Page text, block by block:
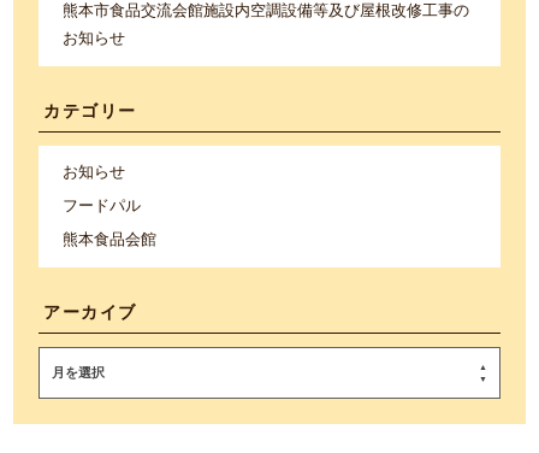
熊本市食品交流会館施設内空調設備等及び屋根改修工事の
お知らせ
カテゴリー
お知らせ
フードパル
熊本食品会館
アーカイブ
月を選択